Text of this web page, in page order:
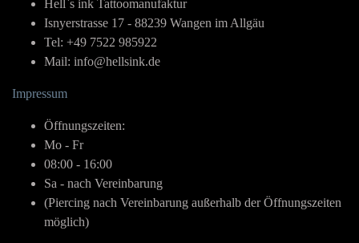
Hell`s ink Tattoomanufaktur
Isnyerstrasse 17 - 88239 Wangen im Allgäu
Tel: +49 7522 985922
Mail: info@hellsink.de
Impressum
Öffnungszeiten:
Mo - Fr
08:00 - 16:00
Sa - nach Vereinbarung
(Piercing nach Vereinbarung außerhalb der Öffnungszeiten
möglich)